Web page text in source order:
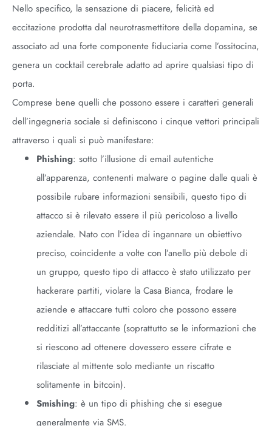
Nello specifico, la sensazione di piacere, felicità ed
eccitazione prodotta dal neurotrasmettitore della dopamina, se
associato ad una forte componente fiduciaria come l’ossitocina,
genera un cocktail cerebrale adatto ad aprire qualsiasi tipo di
porta.
Comprese bene quelli che possono essere i caratteri generali
dell’ingegneria sociale si definiscono i cinque vettori principali
attraverso i quali si può manifestare:
Phishing: sotto l’illusione di email autentiche
all’apparenza, contenenti malware o pagine dalle quali è
possibile rubare informazioni sensibili, questo tipo di
attacco si è rilevato essere il più pericoloso a livello
aziendale. Nato con l’idea di ingannare un obiettivo
preciso, coincidente a volte con l’anello più debole di
un gruppo, questo tipo di attacco è stato utilizzato per
hackerare partiti, violare la Casa Bianca, frodare le
aziende e attaccare tutti coloro che possono essere
redditizi all’attaccante (soprattutto se le informazioni che
si riescono ad ottenere dovessero essere cifrate e
rilasciate al mittente solo mediante un riscatto
solitamente in bitcoin).
Smishing: è un tipo di phishing che si esegue
generalmente via SMS.